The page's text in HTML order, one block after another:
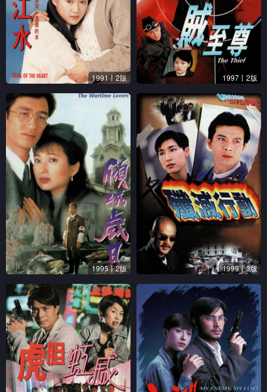
1991丨2版 1997丨2版
1995丨2版 1999丨3版